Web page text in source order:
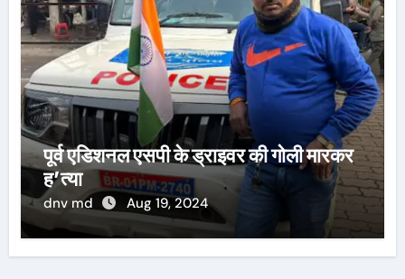
पूर्व एडिशनल एसपी के ड्राइवर की गोली मारकर
ह’त्या
dnv md Aug 19, 2024